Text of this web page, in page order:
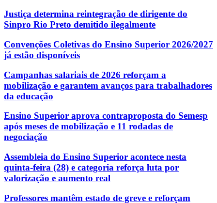
Justiça determina reintegração de dirigente do
Sinpro Rio Preto demitido ilegalmente
Convenções Coletivas do Ensino Superior 2026/2027
já estão disponíveis
Campanhas salariais de 2026 reforçam a
mobilização e garantem avanços para trabalhadores
da educação
Ensino Superior aprova contraproposta do Semesp
após meses de mobilização e 11 rodadas de
negociação
Assembleia do Ensino Superior acontece nesta
quinta-feira (28) e categoria reforça luta por
valorização e aumento real
Professores mantêm estado de greve e reforçam